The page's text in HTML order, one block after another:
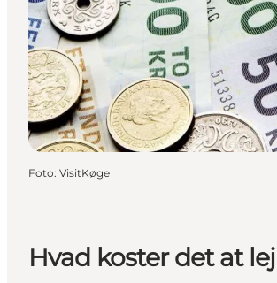
Foto: VisitKøge
Hvad koster det at